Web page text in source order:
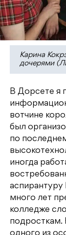
Карина
дочерями
В Дорсете я
вотчине
был
по
иногда
аспирантуру
много лет
колледже
подросткам.
одного из